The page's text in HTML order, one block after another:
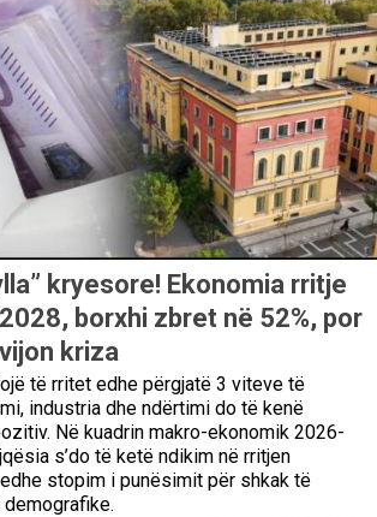
kryesore! Ekonomia rritje
borxhi zbret në 52%, por
kriza
të rritet edhe përgjatë 3 viteve të
industria dhe ndërtimi do të kenë
Në kuadrin makro-ekonomik 2026-
s’do të ketë ndikim në rritjen
stopim i punësimit për shkak të